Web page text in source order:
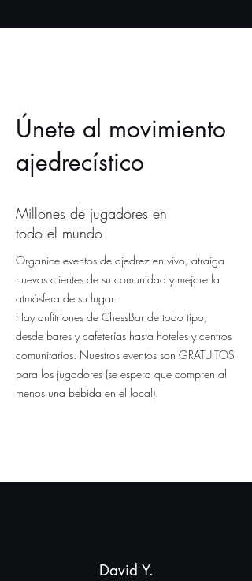
Únete al movimiento
ajedrecístico
Millones de jugadores en
todo el mundo
Organice eventos de ajedrez en vivo, atraiga
nuevos clientes de su comunidad y mejore la
atmósfera de su lugar.
Hay anfitriones de ChessBar de todo tipo,
desde bares y cafeterías hasta hoteles y centros
comunitarios. Nuestros eventos son GRATUITOS
para los jugadores (se espera que compren al
menos una bebida en el local).
David Y.